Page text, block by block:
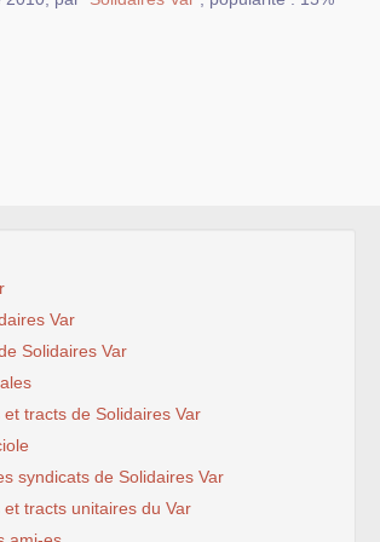
Var
Solidaires Var
tracts de Solidaires Var
syndicats de Solidaires Var
tracts unitaires du Var